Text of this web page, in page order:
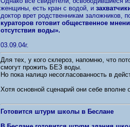
женщины, есть кран с водой, и
доктор врет родственникам заложников,
кураторов готовит общественное
отсутствия воды».
03.09.04г.
Для тех, у кого склероз, напомню, что
смогут прожить БЕЗ воды.
Но пока налицо несогласованность в
Хотя основной сценарий они себе
Готовится штурм школы в Беслане